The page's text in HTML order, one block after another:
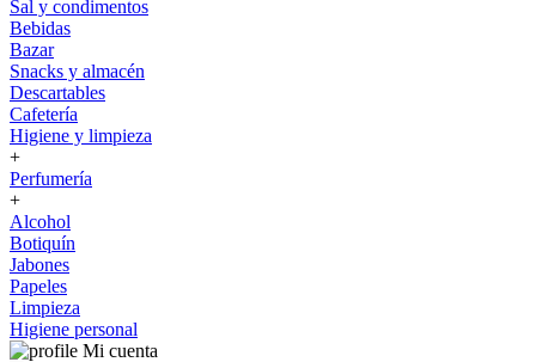
Sal y condimentos
Bebidas
Bazar
Snacks y almacén
Descartables
Cafetería
Higiene y limpieza
+
Perfumería
+
Alcohol
Botiquín
Jabones
Papeles
Limpieza
Higiene personal
Mi cuenta